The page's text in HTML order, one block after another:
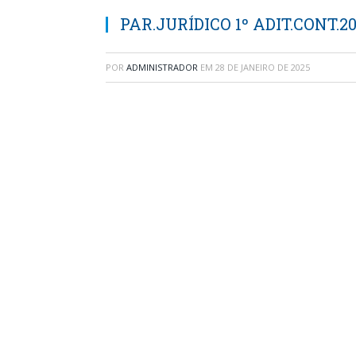
PAR.JURÍDICO 1º
POR ADMINISTRADOR EM 28 DE JANEIRO DE 2025